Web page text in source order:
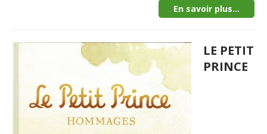
En savoir plus...
LE PETIT
PRINCE